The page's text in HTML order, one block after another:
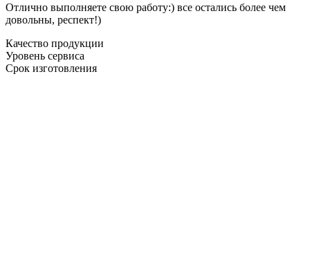
Отлично выполняете свою работу:) все остались более чем
довольны, респект!)
Качество продукции
Уровень сервиса
Срок изготовления